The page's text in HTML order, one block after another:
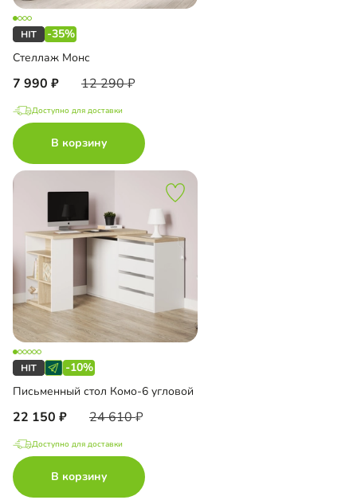
-35%
Стеллаж Монс
7 990 12 290
Доступно для доставки
В корзину
-10%
Письменный стол Комо-6 угловой
22 150 24 610
Доступно для доставки
В корзину